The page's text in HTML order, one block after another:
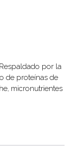
por la
de proteínas de
micronutrientes